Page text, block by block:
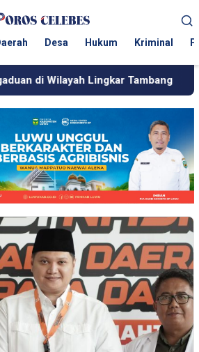
Desa Hukum Kriminal
Lingkar Tambang Respons